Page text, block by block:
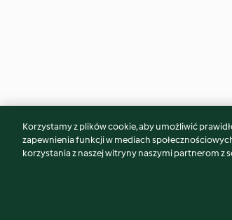
Może spodoba Ci się
Korzystamy z plików cookie, aby umożliwić
zapewnienia funkcji w mediach
korzystania z naszej witryny naszymi partnerom z